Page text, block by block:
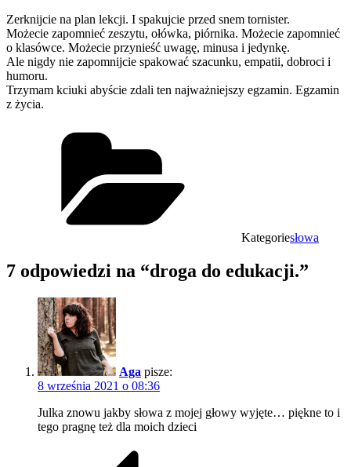
Zerknijcie na plan lekcji. I spakujcie przed snem tornister.
Możecie zapomnieć zeszytu, ołówka, piórnika. Możecie zapomnieć
o klasówce. Możecie przynieść uwagę, minusa i jedynkę.
Ale nigdy nie zapomnijcie spakować szacunku, empatii, dobroci i
humoru.
Trzymam kciuki abyście zdali ten najważniejszy egzamin. Egzamin
z życia.
Kategoriesłowa
7 odpowiedzi na “droga do edukacji.”
Aga pisze:
8 września 2021 o 08:36
Julka znowu jakby słowa z mojej głowy wyjęte… piękne to i
tego pragnę też dla moich dzieci